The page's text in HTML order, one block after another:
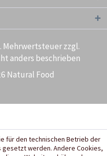
Mehrwertsteuer zzgl.
anders beschrieben
Natural Food
für den technischen Betrieb der
werden. Andere Cookies,